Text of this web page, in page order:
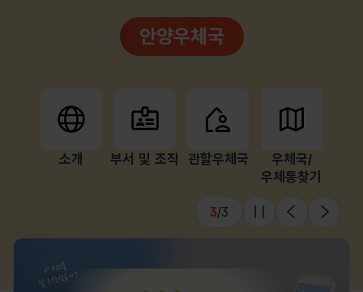
안양우체국
소개 부서 및 조직 관할우체국
우체국/
우체통찾기
1/3
슬라이드 멈춤
이전 다음